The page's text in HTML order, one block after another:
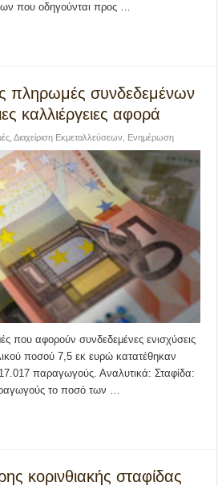
που οδηγούνται προς …
πληρωμές συνδεδεμένων
καλλιέργειες αφορά
,Διαχείριση Εκμεταλλεύσεων Ενημέρωση
που αφορούν συνδεδεμένες ενισχύσεις
ποσού 7,5 εκ ευρώ κατατέθηκαν
παραγωγούς. Αναλυτικά: Σταφίδα:
το ποσό των …
κορινθιακής σταφίδας